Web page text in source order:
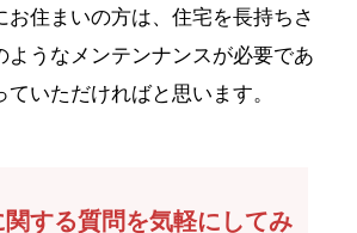
お住まいの方は、住宅を長持ちさ
ようなメンテンナンスが必要であ
いただければと思います。
する質問を気軽にしてみ